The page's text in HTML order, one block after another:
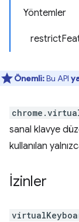
Yöntemler
Önemli:Bu API
sanal klavye
kullanılan
İzinler